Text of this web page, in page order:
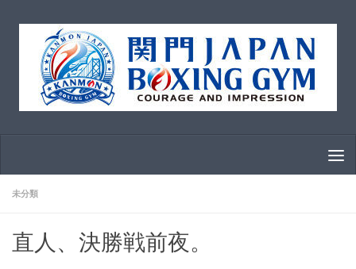
コンテンツへスキップ
未分類
直人、決勝戦前夜。